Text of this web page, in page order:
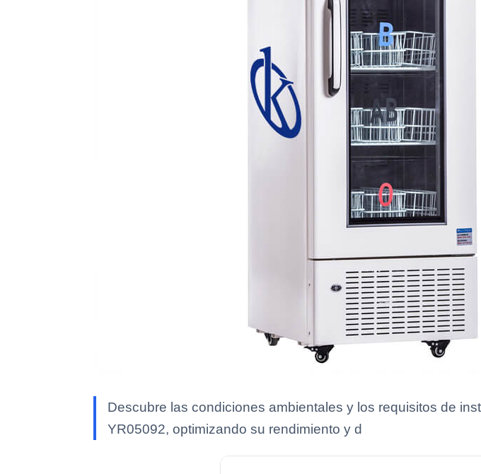
Descubre las condiciones ambientales y los requisitos de
YR05092, optimizando su rendimiento y d